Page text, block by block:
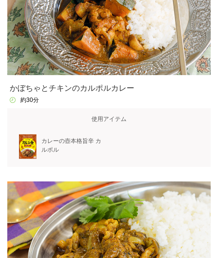
かぼちゃとチキンのカルポルカレー
約30分
使用アイテム
カレーの壺本格旨辛 カ
ルポル